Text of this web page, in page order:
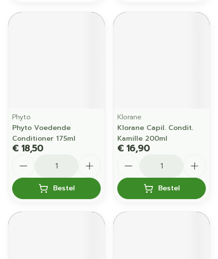
Phyto
Phyto Voedende
Conditioner 175ml
€ 18,50
Bestel
Klorane
Klorane Capil. Condit.
Kamille 200ml
€ 16,90
Bestel